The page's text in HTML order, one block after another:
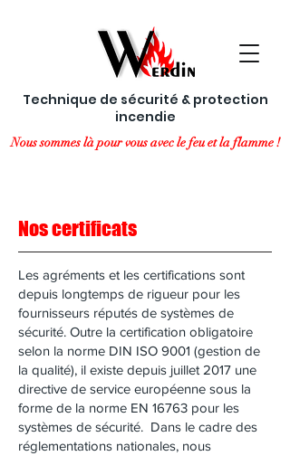
Technique de sécurité & protection
incendie
Nous sommes là pour vous avec le feu et la flamme !
Nos certificats
Les agréments et les certifications sont
depuis longtemps de rigueur pour les
fournisseurs réputés de systèmes de
sécurité. Outre la certification obligatoire
selon la norme DIN ISO 9001 (gestion de
la qualité), il existe depuis juillet 2017 une
directive de service européenne sous la
forme de la norme EN 16763 pour les
systèmes de sécurité. Dans le cadre des
réglementations nationales, nous